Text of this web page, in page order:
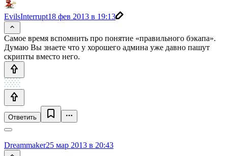
EvilsInterrupt18 фев 2013 в 19:13
Самое время вспомнить про понятие «правильного бэкапа».
Думаю Вы знаете что у хорошего админа уже давно пашут
скрипты вместо него.
Ответить
Dreammaker25 мар 2013 в 20:43